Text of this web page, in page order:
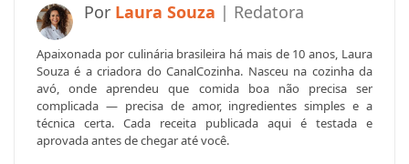
Laura Souza
Apaixonada por culinária brasileira há mais de 10 anos, Laura
Souza é a criadora do CanalCozinha. Nasceu na cozinha da
avó, onde aprendeu que comida boa não precisa ser
complicada — precisa de amor, ingredientes simples e a
técnica certa. Cada receita publicada aqui é testada e
aprovada antes de chegar até você.